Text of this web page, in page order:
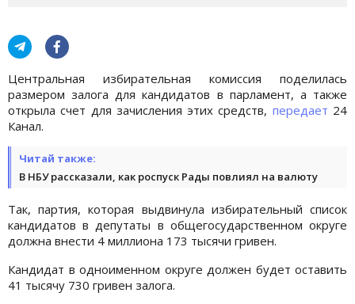
Центральная избирательная комиссия поделилась
размером залога для кандидатов в парламент, а также
открыла счет для зачисления этих средств, передает 24
Канал.
Читай также:
В НБУ рассказали, как роспуск Рады повлиял на валюту
Так, партия, которая выдвинула избирательный список
кандидатов в депутаты в общегосударственном округе
должна внести 4 миллиона 173 тысячи гривен.
Кандидат в одноименном округе должен будет оставить
41 тысячу 730 гривен залога.